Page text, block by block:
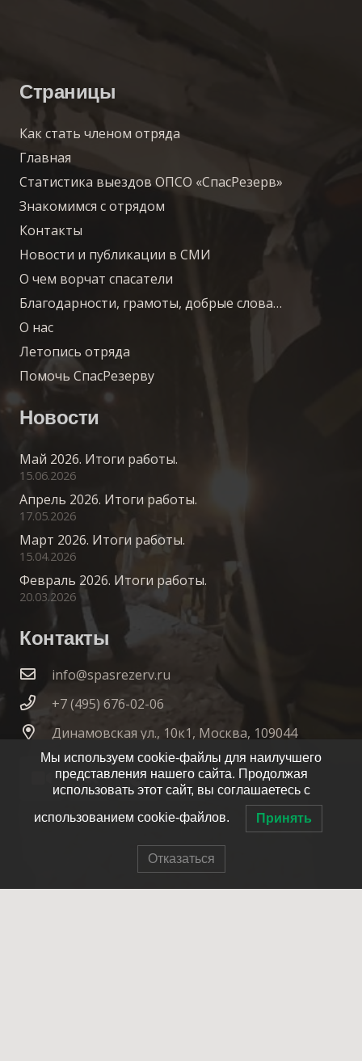
Страницы
Как стать членом отряда
Главная
Статистика выездов ОПСО «СпасРезерв»
Знакомимся с отрядом
Контакты
Новости и публикации в СМИ
О чем ворчат спасатели
Благодарности, грамоты, добрые слова…
О нас
Летопись отряда
Помочь СпасРезерву
Новости
Май 2026. Итоги работы.
15.06.2026
Апрель 2026. Итоги работы.
17.05.2026
Март 2026. Итоги работы.
15.04.2026
Февраль 2026. Итоги работы.
20.03.2026
Контакты
info@spasrezerv.ru
+7 (495) 676-02-06
Динамовская ул., 10к1, Москва, 109044
Мы используем cookie-файлы для наилучшего
представления нашего сайта. Продолжая
использовать этот сайт, вы соглашаетесь с
использованием cookie-файлов. Принять
Отказаться